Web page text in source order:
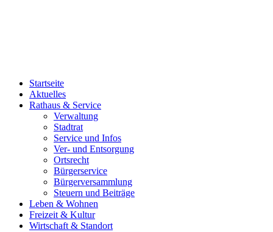
Startseite
Aktuelles
Rathaus & Service
Verwaltung
Stadtrat
Service und Infos
Ver- und Entsorgung
Ortsrecht
Bürgerservice
Bürgerversammlung
Steuern und Beiträge
Leben & Wohnen
Freizeit & Kultur
Wirtschaft & Standort